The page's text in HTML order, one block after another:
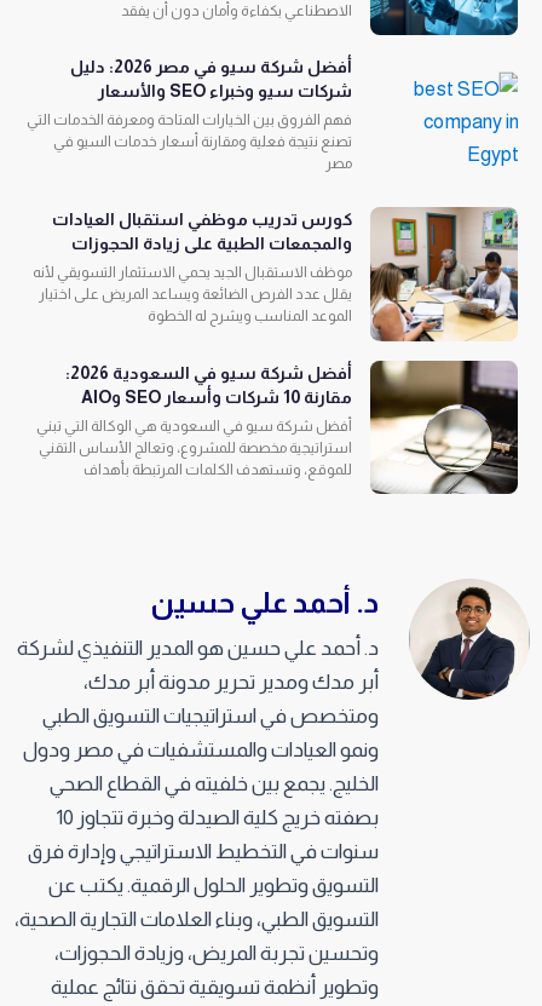
الاصطناعي بكفاءة وأمان دون أن يفقد
أفضل شركة سيو في مصر 2026: دليل
شركات سيو وخبراء SEO والأسعار
فهم الفروق بين الخيارات المتاحة ومعرفة الخدمات التي
تصنع نتيجة فعلية ومقارنة أسعار خدمات السيو في
مصر
كورس تدريب موظفي استقبال العيادات
والمجمعات الطبية على زيادة الحجوزات
موظف الاستقبال الجيد يحمي الاستثمار التسويقي لأنه
يقلل عدد الفرص الضائعة ويساعد المريض على اختيار
الموعد المناسب ويشرح له الخطوة
أفضل شركة سيو في السعودية 2026:
مقارنة 10 شركات وأسعار SEO وAIO
أفضل شركة سيو في السعودية هي الوكالة التي تبني
استراتيجية مخصصة للمشروع، وتعالج الأساس التقني
للموقع، وتستهدف الكلمات المرتبطة بأهداف
د. أحمد علي حسين
د. أحمد علي حسين هو المدير التنفيذي لشركة
أبر مدك ومدير تحرير مدونة أبر مدك،
ومتخصص في استراتيجيات التسويق الطبي
ونمو العيادات والمستشفيات في مصر ودول
الخليج. يجمع بين خلفيته في القطاع الصحي
بصفته خريج كلية الصيدلة وخبرة تتجاوز 10
سنوات في التخطيط الاستراتيجي وإدارة فرق
التسويق وتطوير الحلول الرقمية. يكتب عن
التسويق الطبي، وبناء العلامات التجارية الصحية،
وتحسين تجربة المريض، وزيادة الحجوزات،
وتطوير أنظمة تسويقية تحقق نتائج عملية